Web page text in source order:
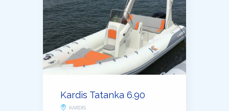
Kardis Tatanka 6.90
KARDIS